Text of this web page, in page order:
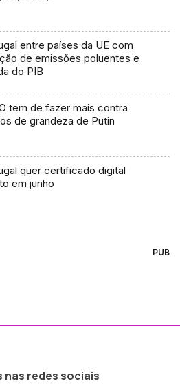
entre países da UE com
de emissões poluentes e
do PIB
tem de fazer mais contra
de grandeza de Putin
quer certificado digital
em junho
PUB
nas redes sociais